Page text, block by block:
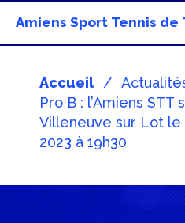
Amiens Sport Tennis de
Accueil
Pro B : l’Amiens STT
Villeneuve sur Lot le
2023 à 19h30